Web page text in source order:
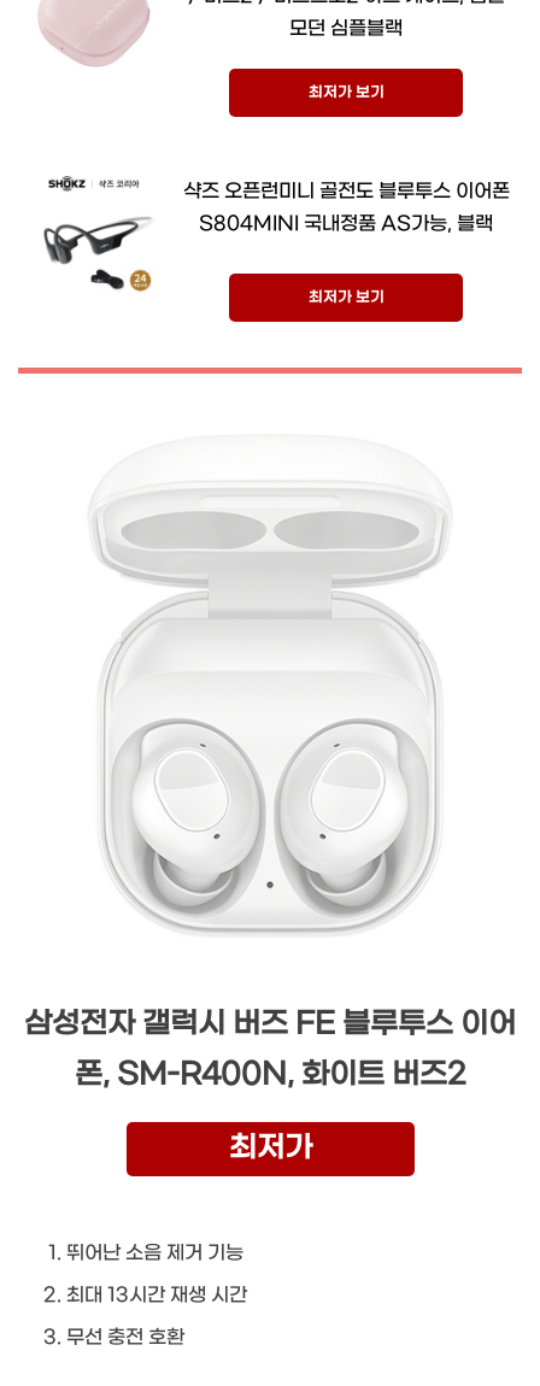
모던 심플블랙
최저가 보기
샥즈 오픈런미니 골전도 블루투스 이어폰
S804MINI 국내정품 AS가능, 블랙
최저가 보기
삼성전자 갤럭시 버즈 FE 블루투스 이어
폰, SM-R400N, 화이트 버즈2
최저가
뛰어난 소음 제거 기능
최대 13시간 재생 시간
무선 충전 호환